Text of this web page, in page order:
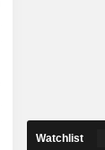
Watchlist